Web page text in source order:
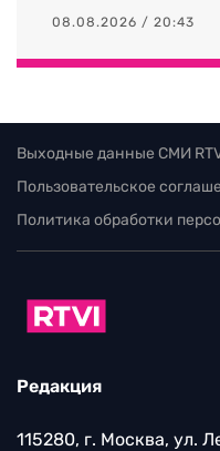
08.08.2026 / 20:43
Выходные данные СМИ
Пользовательское
Политика обработки
Редакция
115280, г. Москва, ул.